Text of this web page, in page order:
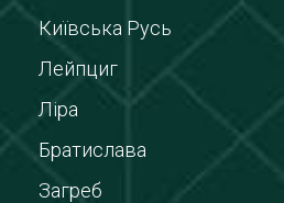
Київська Русь
Лейпциг
Ліра
Братислава
Загреб